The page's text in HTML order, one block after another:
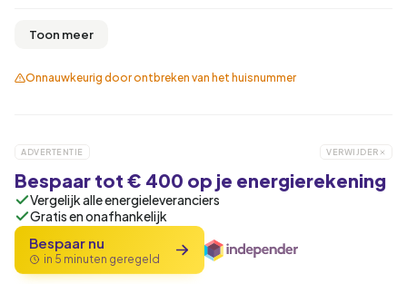
Toon meer
Onnauwkeurig door ontbreken van het huisnummer
ADVERTENTIE VERWIJDER
Bespaar tot € 400 op je energierekening
Vergelijk alle energieleveranciers
Gratis en onafhankelijk
Bespaar nu
in 5 minuten geregeld